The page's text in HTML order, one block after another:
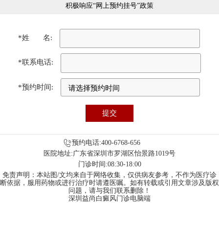
积极响应“网上预约挂号”政策
*姓 名:
*联系电话:
*预约时间:
预约电话:400-6768-656
医院地址:广东省深圳市罗湖区怡景路1019号
门诊时间:08:30-18:00
免责声明：本站图/文均来自于网络收集，仅供病友参考，不作为医疗诊
断依据，服用药物或进行治疗时请遵医嘱。如有转载或引用文章涉及版权
问题，请与我们联系删除！
深圳益尚白癜风门诊电脑端